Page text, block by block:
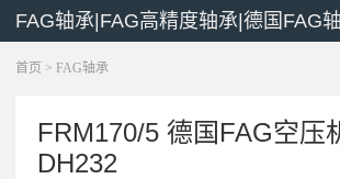
FAG轴承|FAG高精度轴承|德国FAG
首页 > FAG轴承
FRM170/5 德国FAG空压
DH232